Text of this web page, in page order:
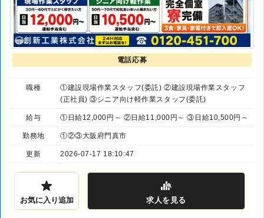
電話応募
職種
①建設現場作業スタッフ(委託) ②建設現場作業スタッフ
(正社員) ③シニア向け軽作業スタッフ(委託)
給与 ①日給12,000円～ ②日給11,000円～ ③日給10,500円～
勤務地 ①②③大阪府門真市
更新 2026-07-17 18:10:47
お気に入り追加 求人を見る